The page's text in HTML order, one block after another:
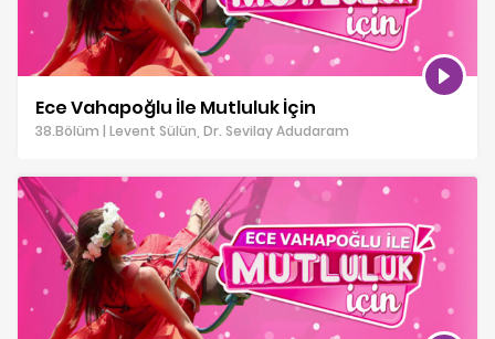
Ece Vahapoğlu İle Mutluluk İçin
38.Bölüm | Levent Sülün, Dr. Sevilay Adudaram